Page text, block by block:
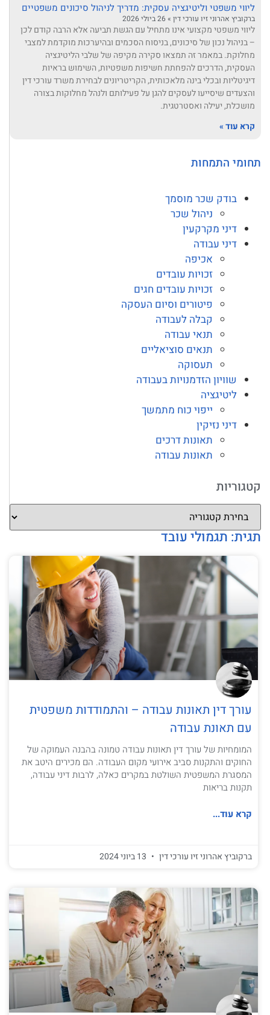
ליווי משפטי וליטיגציה עסקית: מדריך לניהול סיכונים משפטיים
ברקוביץ אהרוני זיו עורכי דין
ליווי משפטי מקצועי אינו מתחיל עם הגשת תביעה אלא הרבה קודם לכן
– בניהול נכון של סיכונים, בניסוח הסכמים ובהיערכות מוקדמת למצבי
מחלוקת. במאמר זה תמצאו סקירה מקיפה של שלבי הליטיגציה
העסקית, הדרכים להפחתת חשיפות משפטיות, השימוש בראיות
דיגיטליות ובכלי בינה מלאכותית, הקריטריונים לבחירת משרד עורכי דין
והצעדים שיסייעו לעסקים להגן על פעילותם ולנהל מחלוקות בצורה
מושכלת, יעילה ואסטרטגית.
קרא עוד »
תחומי התמחות
בודק שכר מוסמך
ניהול שכר
דיני מקרקעין
דיני עבודה
אכיפה
זכויות עובדים
זכויות עובדים חגים
פיטורים וסיום העסקה
קבלה לעבודה
תנאי עבודה
תנאים סוציאליים
תעסוקה
שוויון הזדמנויות בעבודה
ליטיגציה
ייפוי כוח מתמשך
דיני נזיקין
תאונות דרכים
תאונות עבודה
קטגוריות
תגית: תגמולי עובד
עורך דין תאונות עבודה – והתמודדות משפטית
עם תאונת עבודה
המומחיות של עורך דין תאונות עבודה טמונה בהבנה העמוקה של
החוקים והתקנות סביב אירועי מקום העבודה. הם מכירים היטב את
המסגרת המשפטית השולטת במקרים כאלה, לרבות דיני עבודה,
תקנות בריאות
קרא עוד...
ברקוביץ אהרוני זיו עורכי דין